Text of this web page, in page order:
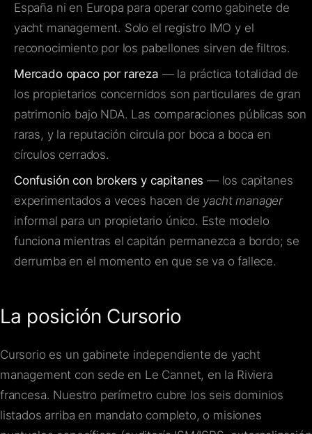
España ni en Europa para operar como gabinete de
yacht management. Solo el registro IMO y el
reconocimiento por los pabellones sirven de filtros.
Mercado opaco por rareza — la práctica totalidad de
los propietarios concernidos son particulares de gran
patrimonio bajo NDA. Las comparaciones públicas son
raras, y la reputación circula por boca a boca en
círculos cerrados.
Confusión con brokers y capitanes — los capitanes
experimentados a veces hacen de yacht manager
informal para un propietario único. Este modelo
funciona mientras el capitán permanezca a bordo; se
derrumba en el momento en que se va o fallece.
La posición Cursorio
Cursorio es un gabinete independiente de yacht
management con sede en Le Cannet, en la Riviera
francesa. Nuestro perímetro cubre los seis dominios
listados arriba en mandato completo, o misiones